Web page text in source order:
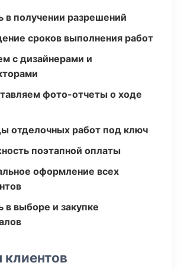
получении разрешений
сроков выполнения работ
с дизайнерами и
фото-отчеты о ходе
отделочных работ под ключ
поэтапной оплаты
оформление всех
выборе и закупке